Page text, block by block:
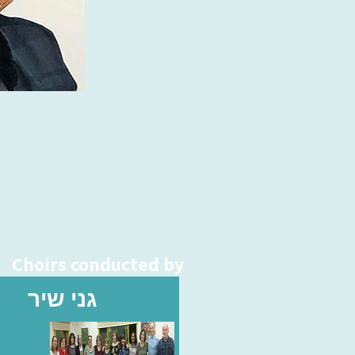
Choirs conducted by
גני שיר